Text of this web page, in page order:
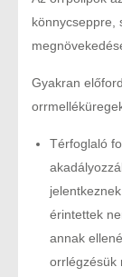
könnycseppre,
Gyakran
Térfoglaló
érintettek
annak
orrlégzésük